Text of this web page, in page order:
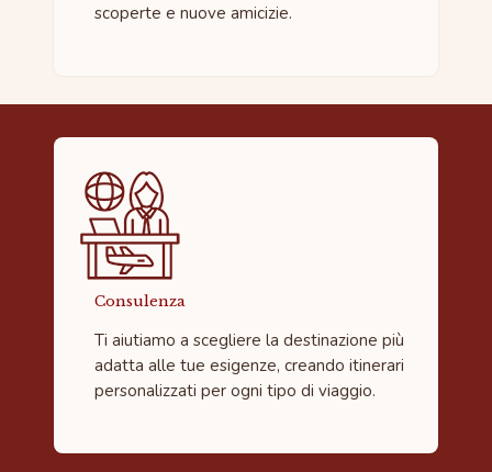
scoperte e nuove amicizie.
Consulenza
Ti aiutiamo a scegliere la destinazione più
adatta alle tue esigenze, creando itinerari
personalizzati per ogni tipo di viaggio.